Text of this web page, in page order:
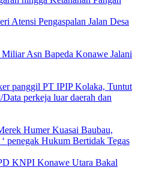
Atensi Pengaspalan Jalan Desa
Asn Bapeda Konawe Jalani
panggil PT IPIP Kolaka, Tuntut
perkeja luar daerah dan
Humer Kuasai Baubau,
penegak Hukum Bertidak Tegas
KNPI Konawe Utara Bakal